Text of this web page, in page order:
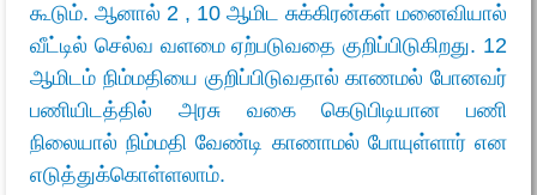
கூடும். ஆனால் 2 , 10 ஆமிட சுக்கிரன்கள் மனைவியால்
வீட்டில் செல்வ வளமை ஏற்படுவதை குறிப்பிடுகிறது. 12
ஆமிடம் நிம்மதியை குறிப்பிடுவதால் காணமல் போனவர்
பணியிடத்தில் அரசு வகை கெடுபிடியான பணி
நிலையால் நிம்மதி வேண்டி காணாமல் போயுள்ளார் என
எடுத்துக்கொள்ளலாம்.